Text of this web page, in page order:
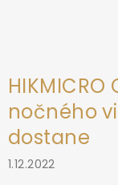
nočného
dostane
1.12.2022